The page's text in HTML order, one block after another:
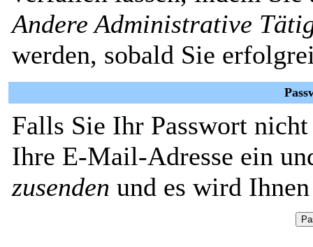
Andere Administrative
werden, sobald Sie
Falls Sie Ihr Passwort
Ihre E-Mail-Adresse ein
zusenden und es wird